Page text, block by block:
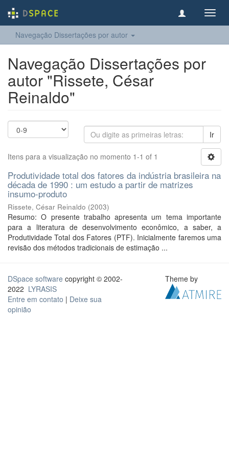
Navegação Dissertações por autor
Navegação Dissertações por
autor "Rissete, César
Reinaldo"
Ir
Itens para a visualização no momento 1-1 of 1
Produtividade total dos fatores da indústria brasileira na
década de 1990 : um estudo a partir de matrizes
insumo-produto
Rissete, César Reinaldo (2003)
Resumo: O presente trabalho apresenta um tema importante
para a literatura de desenvolvimento econômico, a saber, a
Produtividade Total dos Fatores (PTF). Inicialmente faremos uma
revisão dos métodos tradicionais de estimação ...
DSpace software copyright © 2002-
2022 LYRASIS
Entre em contato | Deixe sua
opinião
Theme by